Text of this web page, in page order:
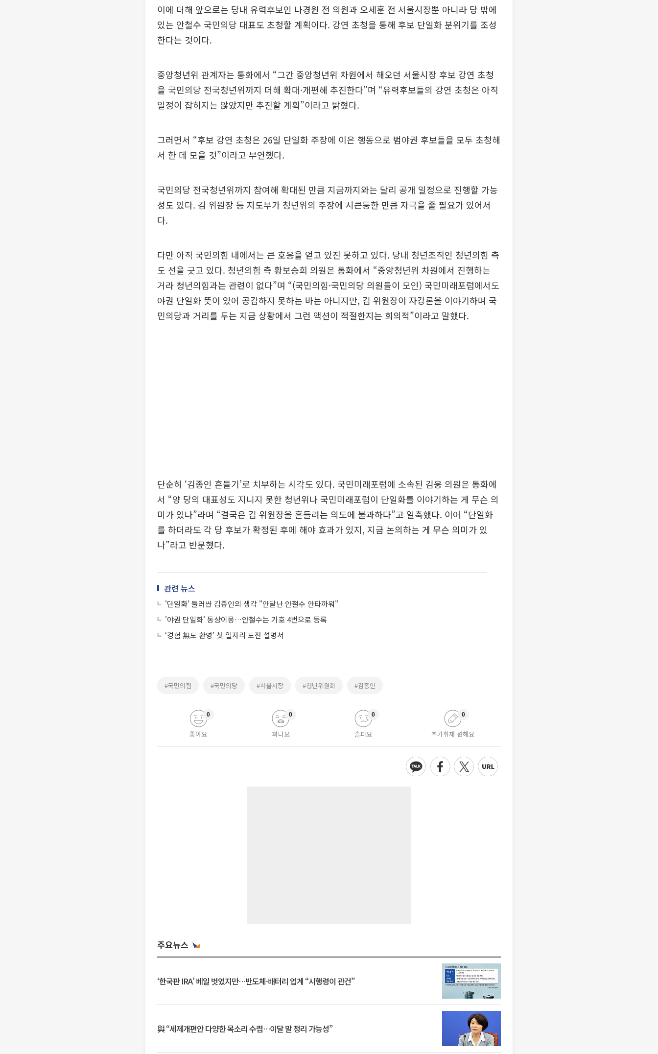
이에 더해 앞으로는 당내 유력후보인 나경원 전 의원과 오세훈 전 서울시장뿐 아니라 당 밖에
있는 안철수 국민의당 대표도 초청할 계획이다. 강연 초청을 통해 후보 단일화 분위기를 조성
한다는 것이다.
중앙청년위 관계자는 통화에서 “그간 중앙청년위 차원에서 해오던 서울시장 후보 강연 초청
을 국민의당 전국청년위까지 더해 확대·개편해 추진한다”며 “유력후보들의 강연 초청은 아직
일정이 잡히지는 않았지만 추진할 계획”이라고 밝혔다.
그러면서 “후보 강연 초청은 26일 단일화 주장에 이은 행동으로 범야권 후보들을 모두 초청해
서 한 데 모을 것”이라고 부연했다.
국민의당 전국청년위까지 참여해 확대된 만큼 지금까지와는 달리 공개 일정으로 진행할 가능
성도 있다. 김 위원장 등 지도부가 청년위의 주장에 시큰둥한 만큼 자극을 줄 필요가 있어서
다.
다만 아직 국민의힘 내에서는 큰 호응을 얻고 있진 못하고 있다. 당내 청년조직인 청년의힘 측
도 선을 긋고 있다. 청년의힘 측 황보승희 의원은 통화에서 “중앙청년위 차원에서 진행하는
거라 청년의힘과는 관련이 없다”며 “(국민의힘·국민의당 의원들이 모인) 국민미래포럼에서도
야권 단일화 뜻이 있어 공감하지 못하는 바는 아니지만, 김 위원장이 자강론을 이야기하며 국
민의당과 거리를 두는 지금 상황에서 그런 액션이 적절한지는 회의적”이라고 말했다.
단순히 ‘김종인 흔들기’로 치부하는 시각도 있다. 국민미래포럼에 소속된 김웅 의원은 통화에
서 “양 당의 대표성도 지니지 못한 청년위나 국민미래포럼이 단일화를 이야기하는 게 무슨 의
미가 있나”라며 “결국은 김 위원장을 흔들려는 의도에 불과하다”고 일축했다. 이어 “단일화
를 하더라도 각 당 후보가 확정된 후에 해야 효과가 있지, 지금 논의하는 게 무슨 의미가 있
나”라고 반문했다.
관련 뉴스
'단일화' 둘러싼 김종인의 생각 "안달난 안철수 안타까워"
'야권 단일화' 동상이몽…안철수는 기호 4번으로 등록
‘경험 無도 환영’ 첫 일자리 도전 설명서
#국민의힘 #국민의당 #서울시장 #청년위원회 #김종인
좋아요
0
화나요
0
슬퍼요
0
추가취재 원해요
0
주요뉴스
‘한국판 IRA’ 베일 벗었지만…반도체·배터리 업계 “시행령이 관건”
與 “세제개편안 다양한 목소리 수렴…이달 말 정리 가능성”